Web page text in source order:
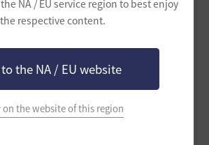
NA / EU service region to best enjoy
the respective content.
the NA / EU website
on the website of this region
れた亜麻布：210
：30
青装備）
角材：180